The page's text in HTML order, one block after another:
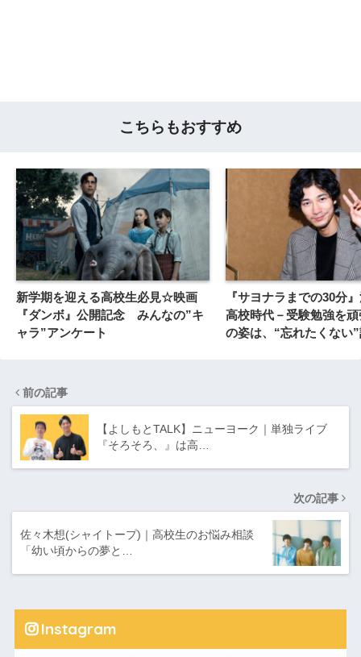
こちらもおすすめ
新学期を迎える高校生必見☆映画
『ダンボ』公開記念 みんなの”キ
ャラ”アンケート
『サヨナラまでの30分
高校時代－受験勉強を
の姿は、“忘れたくない
前の記事
【よしもとTALK】ニューヨーク｜単独ライブ
『そろそろ、』は高…
次の記事
佐々木想(シャイトープ)｜高校生のお悩み相談
「幼い頃からの夢と…
Instagram